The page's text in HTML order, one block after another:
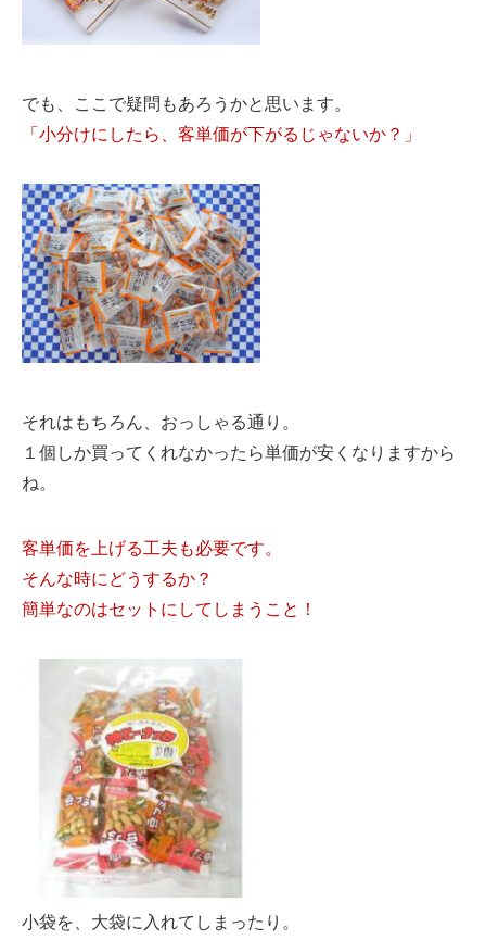
でも、ここで疑問もあろうかと思います。
「小分けにしたら、客単価が下がるじゃないか？」
それはもちろん、おっしゃる通り。
１個しか買ってくれなかったら単価が安くなりますから
ね。
客単価を上げる工夫も必要です。
そんな時にどうするか？
簡単なのはセットにしてしまうこと！
小袋を、大袋に入れてしまったり。